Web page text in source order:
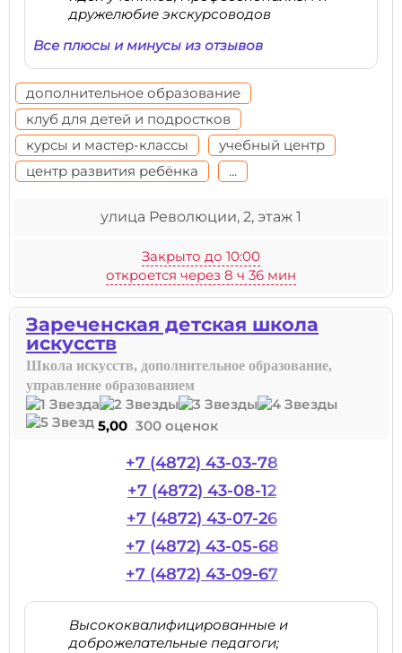
дружелюбие экскурсоводов
Все плюсы и минусы из отзывов
дополнительное образование
клуб для детей и подростков
курсы и мастер-классы
учебный центр
центр развития ребёнка
...
улица Революции, 2, этаж 1
Закрыто до 10:00
откроется через 8 ч 36 мин
Зареченская детская школа
искусств
Школа искусств, дополнительное образование,
управление образованием
5,00 300 оценок
+7 (4872) 43-03-78
+7 (4872) 43-08-12
+7 (4872) 43-07-26
+7 (4872) 43-05-68
+7 (4872) 43-09-67
Высококвалифицированные и
доброжелательные педагоги;